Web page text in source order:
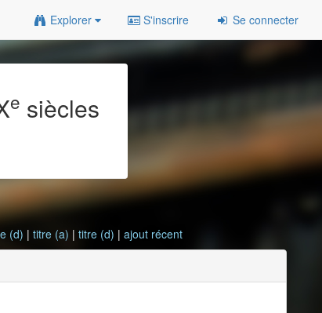
Explorer S'inscrire Se connecter
e siècles
(d) |titre (a) |titre (d) |ajout récent